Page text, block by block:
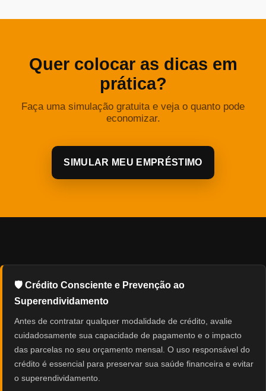
Quer colocar as dicas em
prática?
Faça uma simulação gratuita e veja o quanto pode
economizar.
SIMULAR MEU EMPRÉSTIMO
🛡️ Crédito Consciente e Prevenção ao
Superendividamento
Antes de contratar qualquer modalidade de crédito, avalie
cuidadosamente sua capacidade de pagamento e o impacto
das parcelas no seu orçamento mensal. O uso responsável do
crédito é essencial para preservar sua saúde financeira e evitar
o superendividamento.